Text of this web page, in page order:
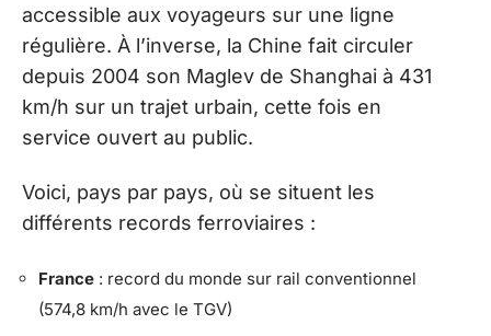
accessible aux voyageurs sur une ligne
régulière. À l’inverse, la Chine fait circuler
depuis 2004 son Maglev de Shanghai à 431
km/h sur un trajet urbain, cette fois en
service ouvert au public.
Voici, pays par pays, où se situent les
différents records ferroviaires :
France : record du monde sur rail conventionnel
(574,8 km/h avec le TGV)